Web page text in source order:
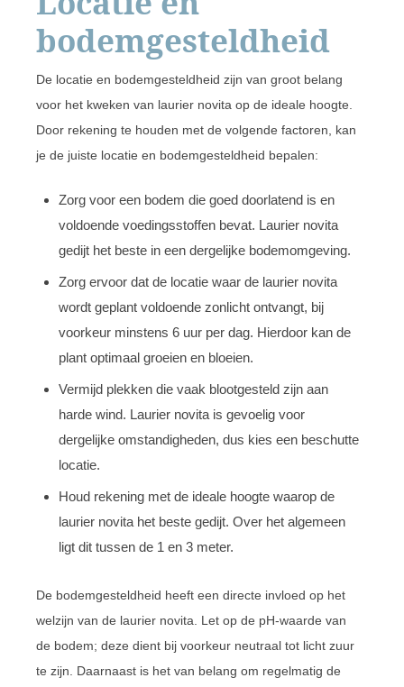
bodemgesteldheid
De locatie en bodemgesteldheid zijn van groot belang
voor het kweken van laurier novita op de ideale hoogte.
Door rekening te houden met de volgende factoren, kan
je de juiste locatie en bodemgesteldheid bepalen:
Zorg voor een bodem die goed doorlatend is en
voldoende voedingsstoffen bevat. Laurier novita
gedijt het beste in een dergelijke bodemomgeving.
Zorg ervoor dat de locatie waar de laurier novita
wordt geplant voldoende zonlicht ontvangt, bij
voorkeur minstens 6 uur per dag. Hierdoor kan de
plant optimaal groeien en bloeien.
Vermijd plekken die vaak blootgesteld zijn aan
harde wind. Laurier novita is gevoelig voor
dergelijke omstandigheden, dus kies een beschutte
locatie.
Houd rekening met de ideale hoogte waarop de
laurier novita het beste gedijt. Over het algemeen
ligt dit tussen de 1 en 3 meter.
De bodemgesteldheid heeft een directe invloed op het
welzijn van de laurier novita. Let op de pH-waarde van
de bodem; deze dient bij voorkeur neutraal tot licht zuur
te zijn. Daarnaast is het van belang om regelmatig de